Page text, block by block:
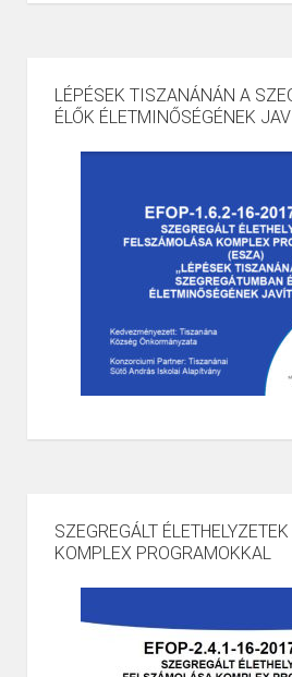
LÉPÉSEK TISZANÁNÁN A
ÉLŐK ÉLETMINŐSÉGÉNEK
SZEGREGÁLT
KOMPLEX PROGRAMOKKAL